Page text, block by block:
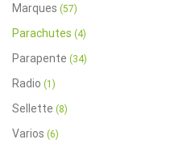
peuvent
être
choisies
sur
page
du
Marques (57)
Parachutes (4)
Parapente (34)
Radio (1)
Sellette (8)
Varios (6)